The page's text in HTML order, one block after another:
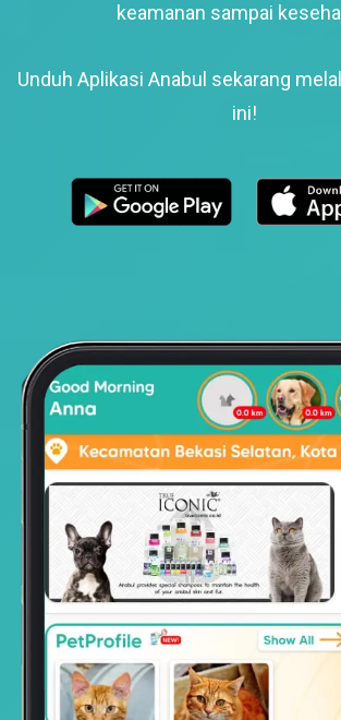
keamanan sampai
Unduh Aplikasi Anabul sekarang
ini!